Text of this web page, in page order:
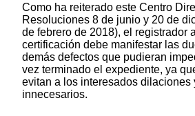
Como ha reiterado este Centro
Resoluciones 8 de junio y 20 de
de febrero de 2018), el registrador
certificación debe manifestar las
demás defectos que pudieran
vez terminado el expediente, ya
evitan a los interesados dilaciones
innecesarios.